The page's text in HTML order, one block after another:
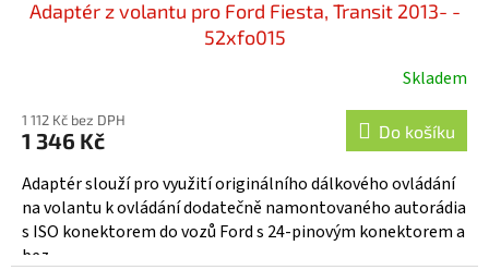
Adaptér z volantu pro Ford Fiesta, Transit 2013- -
52xfo015
Skladem
1 112 Kč bez DPH
1 346 Kč Do košíku
Adaptér slouží pro využití originálního dálkového ovládání
na volantu k ovládání dodatečně namontovaného autorádia
s ISO konektorem do vozů Ford s 24-pinovým konektorem a
bez...